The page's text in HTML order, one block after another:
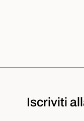
Iscriviti